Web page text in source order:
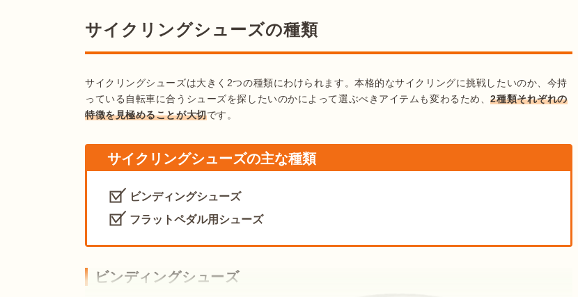
サイクリングシューズの種類
サイクリングシューズは大きく2つの種類にわけられます。本格的なサイクリングに挑戦したいのか、今持
っている自転車に合うシューズを探したいのかによって選ぶべきアイテムも変わるため、2種類それぞれの
特徴を見極めることが大切です。
サイクリングシューズの主な種類
ビンディングシューズ
フラットペダル用シューズ
ビンディングシューズ